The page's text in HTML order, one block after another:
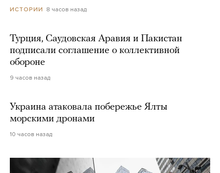
ИСТОРИИ 8 часов назад
Турция, Саудовская Аравия и Пакистан
подписали соглашение о коллективной
обороне
9 часов назад
Украина атаковала побережье Ялты
морскими дронами
10 часов назад